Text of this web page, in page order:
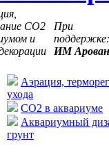
СО2
и
При
поддержке:
ИМ
Аэрация,
ухода
CO2 в аквариуме
Аквариумный
грунт